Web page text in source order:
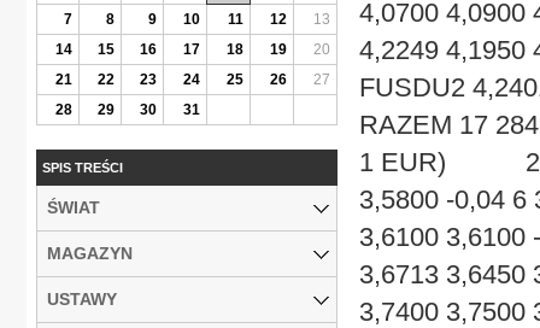
4,0700 4,0900
4,2249 4,1950
FUSDU2
RAZEM 17
1 EUR)
3,5800 -0,04 6
3,6100 3,6100
3,6713 3,6450
3,7400 3,7500
7
8 9 10 11 12
13
14
15 16 17 18 19
20
21
22 23 24 25 26
27
28
29 30 31
SPIS TREŚCI
ŚWIAT
MAGAZYN
USTAWY